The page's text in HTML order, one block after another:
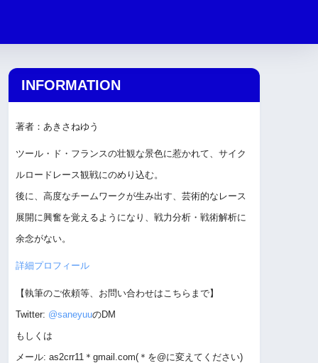
INFORMATION
著者：あきさねゆう
ツール・ド・フランスの壮観な景色に惹かれて、サイク
ルロードレース観戦にのめり込む。
後に、高度なチームワークが生み出す、芸術的なレース
展開に興奮を覚えるようになり、戦力分析・戦術解析に
余念がない。
詳細プロフィール
【執筆のご依頼等、お問い合わせはこちらまで】
Twitter: @saneyuuのDM
もしくは
メール: as2crr11＊gmail.com(＊を@に変えてください)